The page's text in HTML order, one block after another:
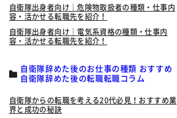
自衛隊出身者向け｜危険物取扱者の種類・仕事内
容・活かせる転職先を紹介！
自衛隊出身者向け｜電気系資格の種類・仕事内
容・活かせる転職先を紹介！
自衛隊辞めた後のお仕事の種類 おすすめ
自衛隊辞めた後の転職転職コラム
自衛隊からの転職を考える20代必見！おすすめ業
界と成功の秘訣